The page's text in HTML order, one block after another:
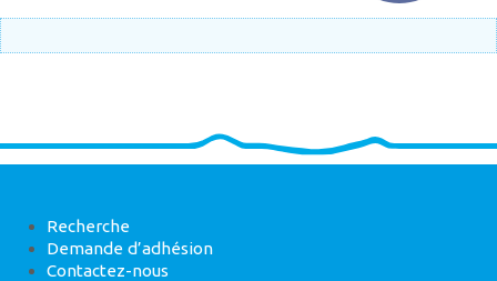
Recherche
Demande d’adhésion
Contactez-nous